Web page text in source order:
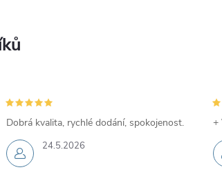
24.5.2026
Dobrá kvalita, rychlé dodání, spokojenost. +